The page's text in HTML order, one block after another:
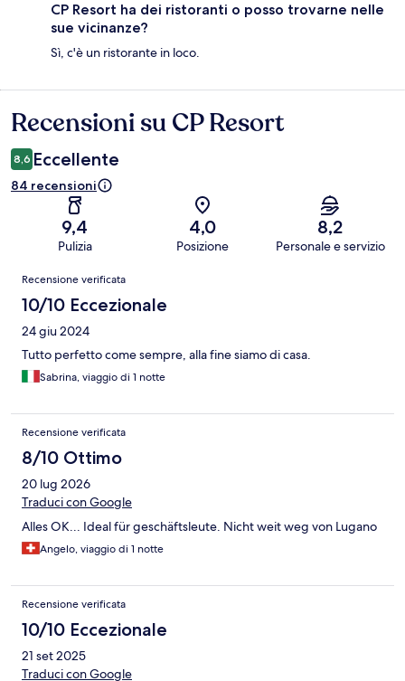
CP Resort ha dei ristoranti o posso trovarne nelle
sue vicinanze?
Sì, c'è un ristorante in loco.
Recensioni
Recensioni su CP Resort
8,6 Eccellente
84 recensioni
9,4
Pulizia
4,0
Posizione
8,2
Personale e servizio
Recensioni
Recensione verificata
10/10 Eccezionale
24 giu 2024
Tutto perfetto come sempre, alla fine siamo di casa.
Sabrina, viaggio di 1 notte
Recensione verificata
8/10 Ottimo
20 lug 2026
Traduci con Google
Alles OK... Ideal für geschäftsleute. Nicht weit weg von Lugano
Angelo, viaggio di 1 notte
Recensione verificata
10/10 Eccezionale
21 set 2025
Traduci con Google